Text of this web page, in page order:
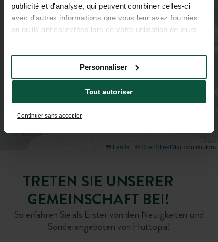
publicité et d'analyse, qui peuvent combiner celles-ci
avec d'autres informations que vous leur avez fournies
ou qu'ils ont collectées lors de votre utilisation de leurs
Tout autoriser
Personnaliser
Continuer sans accepter
2
3
Leaflet | © OpenStreetMap contributors
TRETEN SIE UNSERER
GEMEINSCHAFT BEI!
So erfahren Sie als Erster von den Neuigkeiten und
Sonderangeboten von Huttopia!